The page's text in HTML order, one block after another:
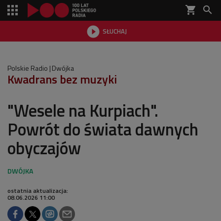
shopping_cart 
 SŁUCHAJ

Polskie Radio Dwójka
Kwadrans bez muzyki
"Wesele na Kurpiach".
Powrót do świata dawnych
obyczajów
ostatnia aktualizacja:
08.06.2026 11:00